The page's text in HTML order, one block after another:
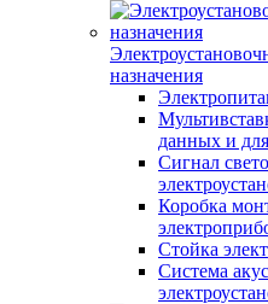
назначения
данных и
Сигнал
Коробка
Стойка
Система